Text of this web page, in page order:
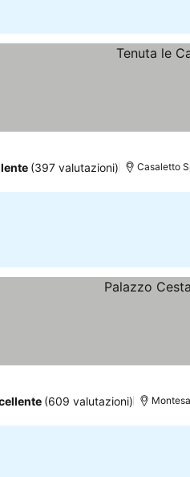
(397 valutazioni) Casaletto
(609 valutazioni)